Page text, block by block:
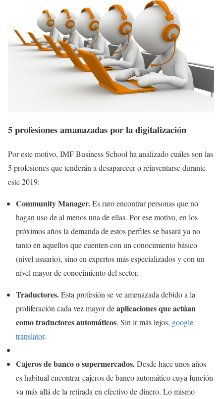
5 profesiones amanazadas por la digitalización
Por este motivo, IMF Business School ha analizado cuáles son las
5 profesiones que tenderán a desaparecer o reinventarse durante
este 2019:
Community Manager.Es raro encontrar personas que no
hagan uso de al menos una de ellas. Por ese motivo, en los
próximos años la demanda de estos perfiles se basará ya no
tanto en aquellos que cuenten con un conocimiento básico
(nivel usuario), sino en expertos más especializados y con un
nivel mayor de conocimiento del sector.
Traductores.Esta profesión se ve amenazada debido a la
proliferación cada vez mayor deaplicaciones que actúan
como traductores automáticos. Sin ir más lejos, google
translator.
Cajeros de banco o supermercados.Desde hace unos años
es habitual encontrar cajeros de banco automático cuya función
va más allá de la retirada en efectivo de dinero. Lo mismo